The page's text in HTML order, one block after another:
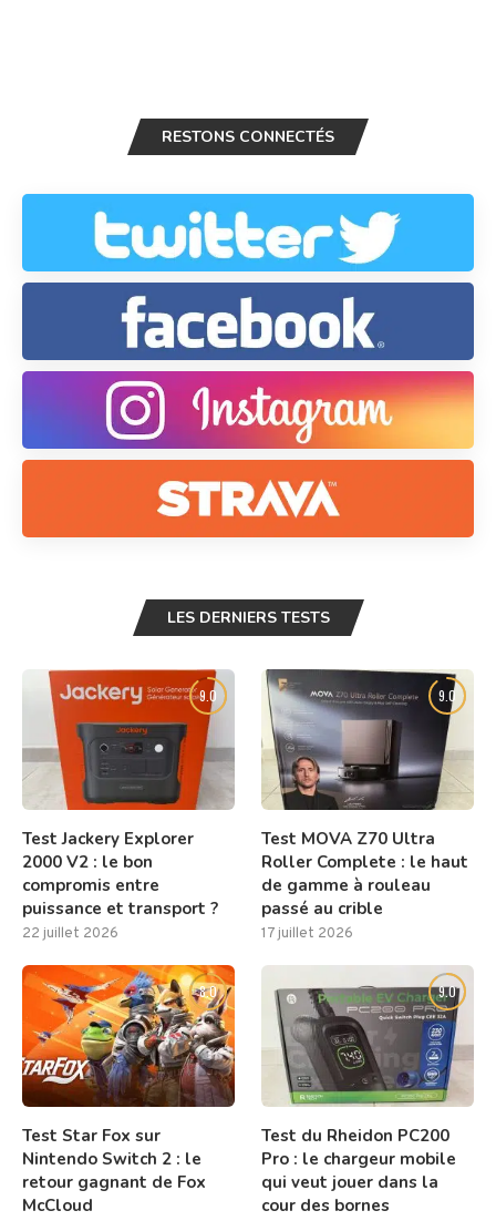
RESTONS CONNECTÉS
LES DERNIERS TESTS
9.0
Test Jackery Explorer
2000 V2 : le bon
compromis entre
puissance et transport ?
22 juillet 2026
9.0
Test MOVA Z70 Ultra
Roller Complete : le haut
de gamme à rouleau
passé au crible
17 juillet 2026
8.0
Test Star Fox sur
Nintendo Switch 2 : le
retour gagnant de Fox
McCloud
9.0
Test du Rheidon PC200
Pro : le chargeur mobile
qui veut jouer dans la
cour des bornes